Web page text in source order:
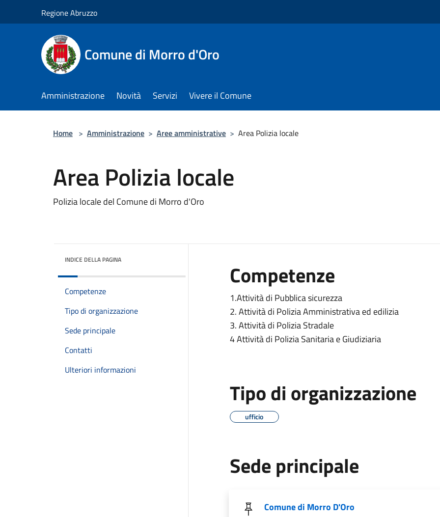
Regione Abruzzo
Comune di Morro d'Oro
Amministrazione Novità Servizi Vivere il Comune
Home > Amministrazione > Aree amministrative > Area Polizia locale
Area Polizia locale
Polizia locale del Comune di Morro d'Oro
INDICE DELLA PAGINA
Competenze
Tipo di organizzazione
Sede principale
Contatti
Ulteriori informazioni
Competenze
1.Attività di Pubblica sicurezza
2. Attività di Polizia Amministrativa ed edilizia
3. Attività di Polizia Stradale
4 Attività di Polizia Sanitaria e Giudiziaria
Tipo di organizzazione
ufficio
Sede principale
Comune di Morro D'Oro